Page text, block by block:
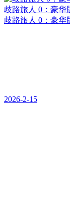
歧路旅人 0：豪华
歧路旅人 0：豪华
2026-2-15